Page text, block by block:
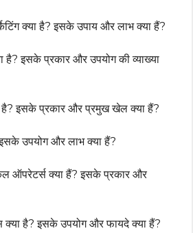
क्या है? इसके उपाय और लाभ क्या हैं?
है? इसके प्रकार और उपयोग की व्याख्या
है? इसके प्रकार और प्रमुख खेल क्या हैं?
उपयोग और लाभ क्या हैं?
ऑपरेटर्स क्या हैं? इसके प्रकार और
है? इसके उपयोग और फायदे क्या हैं?